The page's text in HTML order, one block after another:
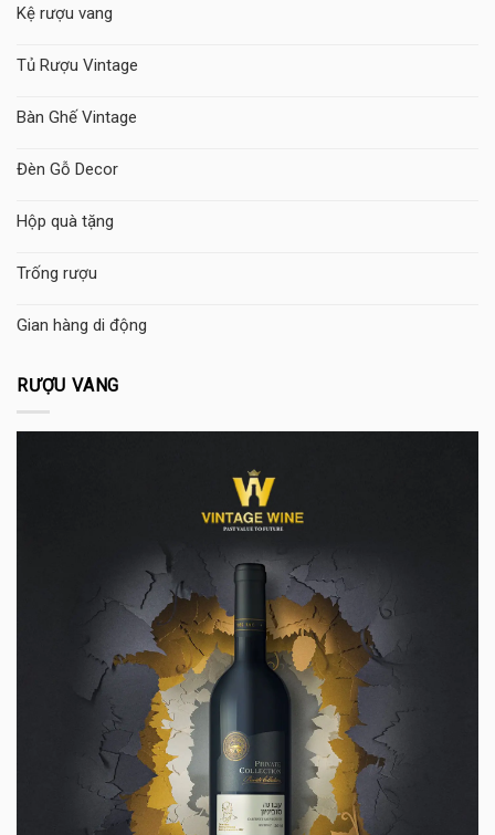
Kệ rượu vang
Tủ Rượu Vintage
Bàn Ghế Vintage
Đèn Gỗ Decor
Hộp quà tặng
Trống rượu
Gian hàng di động
RƯỢU VANG